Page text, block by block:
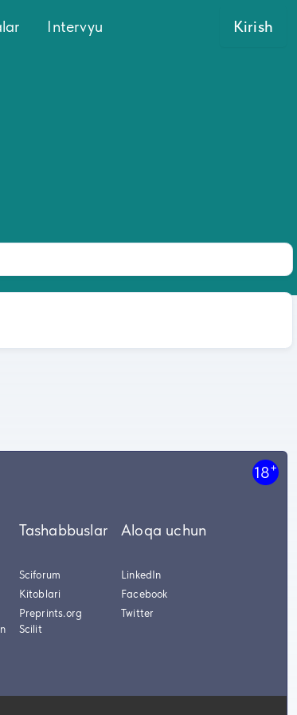
Intervyu Kirish
18+
Tashabbuslar
Sciforum
Kitoblari
Preprints.org
Scilit
Aloqa uchun
LinkedIn
Facebook
Twitter